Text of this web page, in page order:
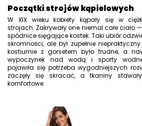
Początki strojów kąpielowych
W XIX wieku kobiety kąpały się w
strojach. Zakrywały one niemal całe ciało
spódnice sięgające kostek. Taki ubiór
skromności, ale był zupełnie
kostiumie z gorsetem było trudne, a
wypoczynek nad wodą i sporty wodne
pojawiła się potrzeba wygodniejszych
zaczęły się skracać, a tkaniny
komfortowe.